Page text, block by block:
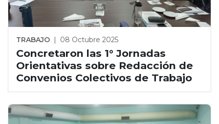
TRABAJO | 08 Octubre 2025
Concretaron las 1° Jornadas
Orientativas sobre Redacción de
Convenios Colectivos de Trabajo